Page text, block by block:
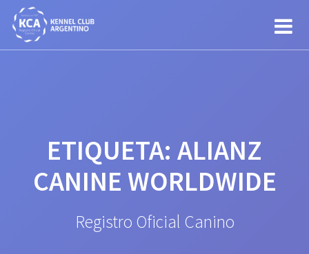
ETIQUETA: ALIANZ
CANINE WORLDWIDE
Registro Oficial Canino